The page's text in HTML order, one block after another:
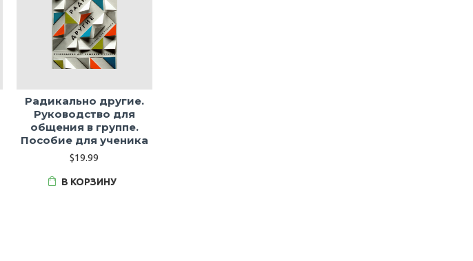
Радикально другие.
Руководство для
общения в группе.
Пособие для ученика
$19.99
В КОРЗИНУ